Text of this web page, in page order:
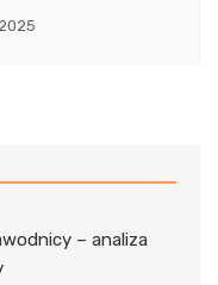
– analiza